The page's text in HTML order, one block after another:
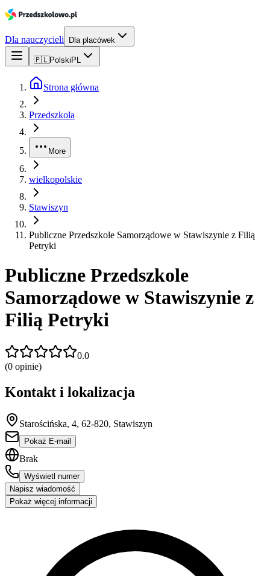
Dla nauczycieli Dla placówek
🇵🇱Polski PL
Strona główna
Przedszkola
More
wielkopolskie
Stawiszyn
Publiczne Przedszkole Samorządowe w Stawiszynie z Filią
Petryki
Publiczne Przedszkole
Samorządowe w Stawiszynie z
Filią Petryki
0.0
(0 opinie)
Kontakt i lokalizacja
Starościńska, 4, 62-820, Stawiszyn
Pokaż E-mail
Brak
Wyświetl numer
Napisz wiadomość
Pokaż więcej informacji